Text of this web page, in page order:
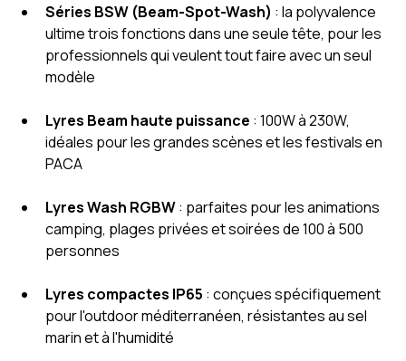
Séries BSW (Beam-Spot-Wash) : la polyvalence
ultime trois fonctions dans une seule tête, pour les
professionnels qui veulent tout faire avec un seul
modèle
Lyres Beam haute puissance : 100W à 230W,
idéales pour les grandes scènes et les festivals en
PACA
Lyres Wash RGBW: parfaites pour les animations
camping, plages privées et soirées de 100 à 500
personnes
Lyres compactes IP65 : conçues spécifiquement
pour l'outdoor méditerranéen, résistantes au sel
marin et à l'humidité